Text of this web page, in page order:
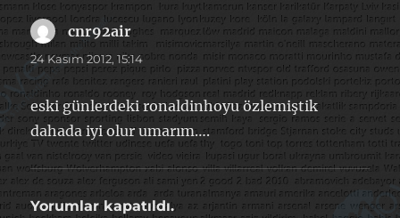
cnr92airdedi
ki:
24 Kasım 2012, 15:14
eski günlerdeki ronaldinhoyu özlemiştik
dahada iyi olur umarım….
Yorumlar kapatıldı.